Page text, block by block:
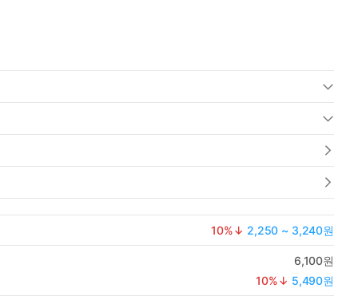
10%↓ 2,250 ~ 3,240원
6,100원
10%↓ 5,490원